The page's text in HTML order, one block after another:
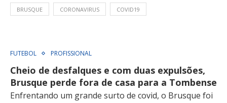
BRUSQUE CORONAVIRUS COVID19
FUTEBOL PROFISSIONAL
Cheio de desfalques e com duas expulsões,
Brusque perde fora de casa para a Tombense
Enfrentando um grande surto de covid, o Brusque foi